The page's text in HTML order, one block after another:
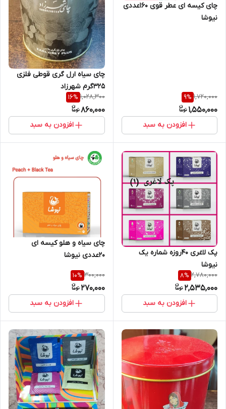
چای کیسه ای عطر قوی ۱۶۰عددی
نیوشا
1,720,000
9%
1,550,000
افزودن به سبد
چای سیاه ارل گری قوطی فلزی
325گرم شهرزاد
1,028,300
16%
860,000
افزودن به سبد
پک لاغری 40روزه شماره یک
نیوشا
2,780,000
8%
2,535,000
افزودن به سبد
چای سیاه و هلو کیسه ای
20عددی نیوشا
300,000
10%
270,000
افزودن به سبد